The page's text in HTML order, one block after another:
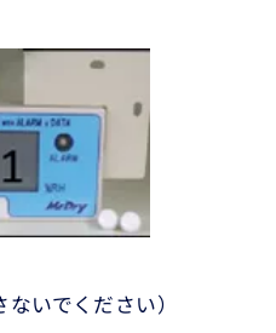
いでください）